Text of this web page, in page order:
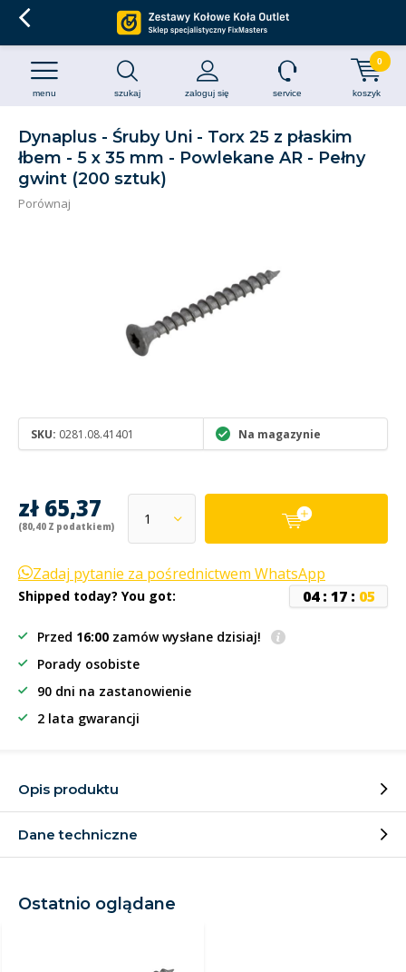
szukaj zaloguj się
menu service koszyk
0
Dynaplus - Śruby Uni - Torx 25 z płaskim
łbem - 5 x 35 mm - Powlekane AR - Pełny
gwint (200 sztuk)
Porównaj
SKU: 0281.08.41401 Na magazynie
zł 65,37
(80,40 Z podatkiem)
Zadaj pytanie za pośrednictwem WhatsApp
Shipped today? You got: 04: 17: 05
Przed 16:00 zamów wysłane dzisiaj!
Porady osobiste
90 dni na zastanowienie
2 lata gwarancji
Opis produktu
Dane techniczne
Ostatnio oglądane